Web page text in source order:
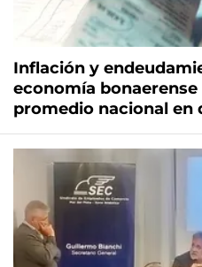
Inflación y
economía
promedio nacional en